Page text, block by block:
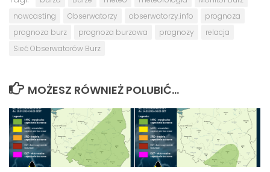
nowcasting
Obserwatorzy obserwatorzy.info
prognoza
prognoza burz
prognoza burzowa prognozy
relacja
Sieć Obserwatorów Burz
MOŻESZ RÓWNIEŻ POLUBIĆ…